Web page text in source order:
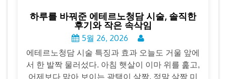
하루를 바꿔준 에테르노청담 시술, 솔직한
후기와 작은 속삭임
5월 26, 2026
에테르노청담 시술 특징과 효과 오늘도 거울 앞에
서 한 발짝 물러섰다. 아침 햇살이 이마 위를 훑고,
어제보다 맑아 보이는 광택이 살짝, 정말 살짝 미